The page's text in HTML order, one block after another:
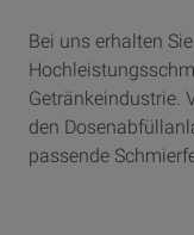
Bei uns erhalten
Getränkeindustrie.
den
passende